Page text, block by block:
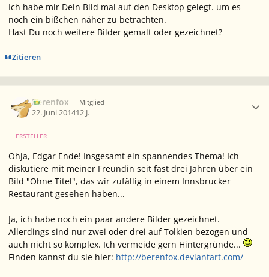
Ich habe mir Dein Bild mal auf den Desktop gelegt. um es
noch ein bißchen näher zu betrachten.
Hast Du noch weitere Bilder gemalt oder gezeichnet?
Zitieren
Berenfox Mitglied
22. Juni 201412 J.
ERSTELLER
Ohja, Edgar Ende! Insgesamt ein spannendes Thema! Ich
diskutiere mit meiner Freundin seit fast drei Jahren über ein
Bild "Ohne Titel", das wir zufällig in einem Innsbrucker
Restaurant gesehen haben...
Ja, ich habe noch ein paar andere Bilder gezeichnet.
Allerdings sind nur zwei oder drei auf Tolkien bezogen und
auch nicht so komplex. Ich vermeide gern Hintergründe...
Finden kannst du sie hier: http://berenfox.deviantart.com/